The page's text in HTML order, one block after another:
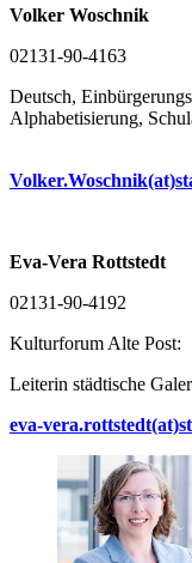
Volker Woschnik
02131-90-4163
Deutsch,
Alphabetisierung,
Eva-Vera Rottstedt
02131-90-4192
Kulturforum Alte Post:
Leiterin städtische
eva-